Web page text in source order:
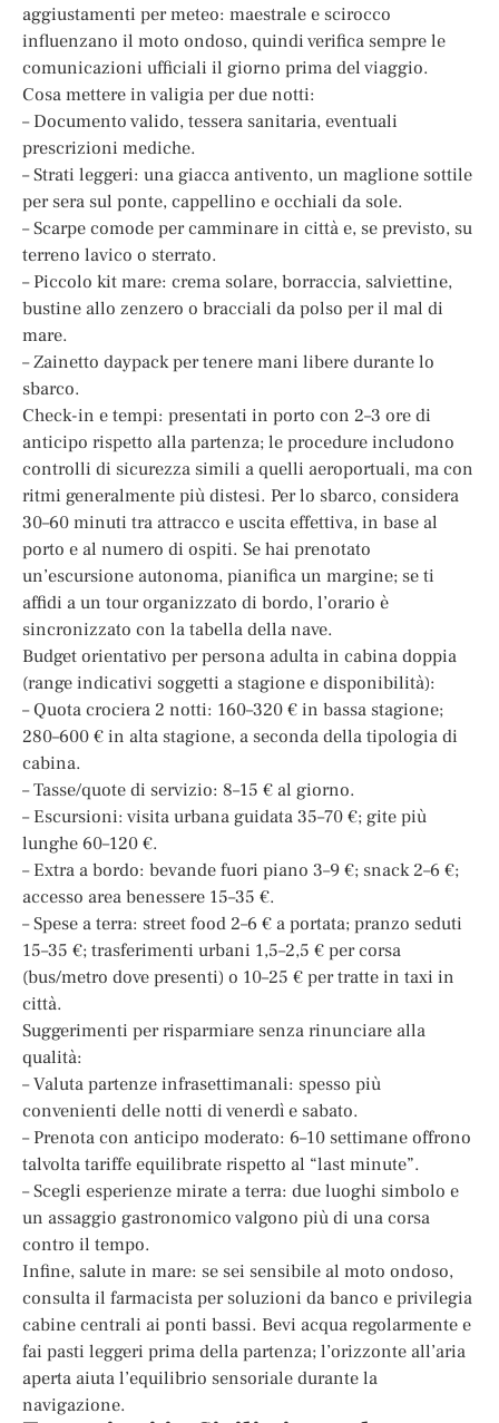
aggiustamenti per meteo: maestrale e scirocco
influenzano il moto ondoso, quindi verifica sempre le
comunicazioni ufficiali il giorno prima del viaggio.
Cosa mettere in valigia per due notti:
– Documento valido, tessera sanitaria, eventuali
prescrizioni mediche.
– Strati leggeri: una giacca antivento, un maglione sottile
per sera sul ponte, cappellino e occhiali da sole.
– Scarpe comode per camminare in città e, se previsto, su
terreno lavico o sterrato.
– Piccolo kit mare: crema solare, borraccia, salviettine,
bustine allo zenzero o bracciali da polso per il mal di
mare.
– Zainetto daypack per tenere mani libere durante lo
sbarco.
Check-in e tempi: presentati in porto con 2–3 ore di
anticipo rispetto alla partenza; le procedure includono
controlli di sicurezza simili a quelli aeroportuali, ma con
ritmi generalmente più distesi. Per lo sbarco, considera
30–60 minuti tra attracco e uscita effettiva, in base al
porto e al numero di ospiti. Se hai prenotato
un’escursione autonoma, pianifica un margine; se ti
affidi a un tour organizzato di bordo, l’orario è
sincronizzato con la tabella della nave.
Budget orientativo per persona adulta in cabina doppia
(range indicativi soggetti a stagione e disponibilità):
– Quota crociera 2 notti: 160–320 € in bassa stagione;
280–600 € in alta stagione, a seconda della tipologia di
cabina.
– Tasse/quote di servizio: 8–15 € al giorno.
– Escursioni: visita urbana guidata 35–70 €; gite più
lunghe 60–120 €.
– Extra a bordo: bevande fuori piano 3–9 €; snack 2–6 €;
accesso area benessere 15–35 €.
– Spese a terra: street food 2–6 € a portata; pranzo seduti
15–35 €; trasferimenti urbani 1,5–2,5 € per corsa
(bus/metro dove presenti) o 10–25 € per tratte in taxi in
città.
Suggerimenti per risparmiare senza rinunciare alla
qualità:
– Valuta partenze infrasettimanali: spesso più
convenienti delle notti di venerdì e sabato.
– Prenota con anticipo moderato: 6–10 settimane offrono
talvolta tariffe equilibrate rispetto al “last minute”.
– Scegli esperienze mirate a terra: due luoghi simbolo e
un assaggio gastronomico valgono più di una corsa
contro il tempo.
Infine, salute in mare: se sei sensibile al moto ondoso,
consulta il farmacista per soluzioni da banco e privilegia
cabine centrali ai ponti bassi. Bevi acqua regolarmente e
fai pasti leggeri prima della partenza; l’orizzonte all’aria
aperta aiuta l’equilibrio sensoriale durante la
navigazione.